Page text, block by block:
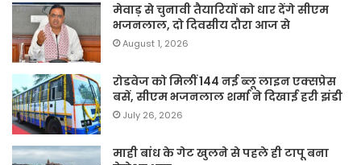
मेवाड़ से चुनावी तैयारियों को धार देंगे सीएम
भजनलाल, दो दिवसीय दौरा आज से
August 1, 2026
रोडवेज को मिलीं 144 नई ब्लू लाइन एक्सप्रेस
बसें, सीएम भजनलाल शर्मा ने दिखाई हरी झंडी
July 26, 2026
माही बांध के गेट खुलने से पहले ही टापू बना